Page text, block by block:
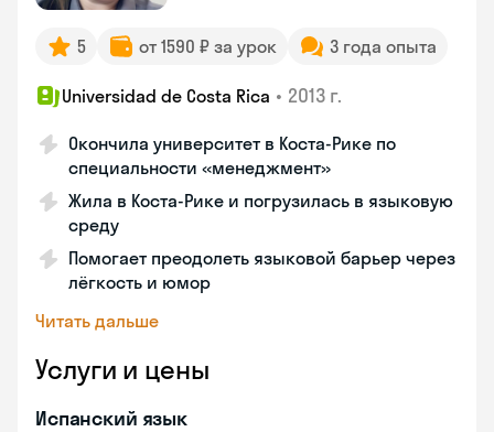
5 от 1590 ₽ за урок 3 года опыта
Universidad de Costa Rica • 2013 г.
Окончила университет в Коста‑Рике по
специальности «менеджмент»
Жила в Коста‑Рике и погрузилась в языковую
среду
Помогает преодолеть языковой барьер через
лёгкость и юмор
Читать дальше
Услуги и цены
Испанский язык